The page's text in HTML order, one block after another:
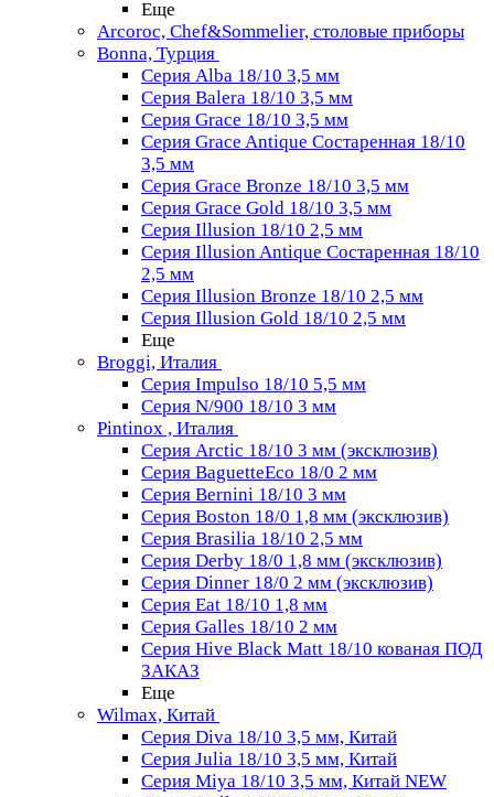
Еще
Arcoroc, Chef&Sommelier, столовые приборы
Bonna, Турция
Серия Alba 18/10 3,5 мм
Серия Balera 18/10 3,5 мм
Серия Grace 18/10 3,5 мм
Серия Grace Antique Состаренная 18/10
3,5 мм
Серия Grace Bronze 18/10 3,5 мм
Серия Grace Gold 18/10 3,5 мм
Серия Illusion 18/10 2,5 мм
Серия Illusion Antique Состаренная 18/10
2,5 мм
Серия Illusion Bronze 18/10 2,5 мм
Серия Illusion Gold 18/10 2,5 мм
Еще
Broggi, Италия
Серия Impulso 18/10 5,5 мм
Серия N/900 18/10 3 мм
Pintinox , Италия
Серия Arctic 18/10 3 мм (эксклюзив)
Серия BaguetteEco 18/0 2 мм
Серия Bernini 18/10 3 мм
Серия Boston 18/0 1,8 мм (эксклюзив)
Серия Brasilia 18/10 2,5 мм
Серия Derby 18/0 1,8 мм (эксклюзив)
Серия Dinner 18/0 2 мм (эксклюзив)
Серия Eat 18/10 1,8 мм
Серия Galles 18/10 2 мм
Серия Hive Black Matt 18/10 кованая ПОД
ЗАКАЗ
Еще
Wilmax, Китай
Серия Diva 18/10 3,5 мм, Китай
Серия Julia 18/10 3,5 мм, Китай
Серия Miya 18/10 3,5 мм, Китай NEW